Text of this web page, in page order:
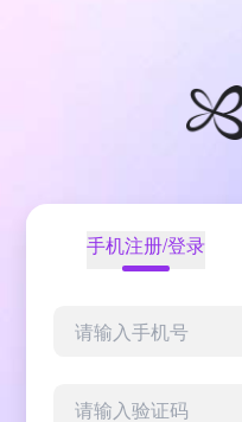
手机注册/登录